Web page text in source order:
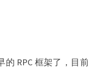
RPC 框架了，目